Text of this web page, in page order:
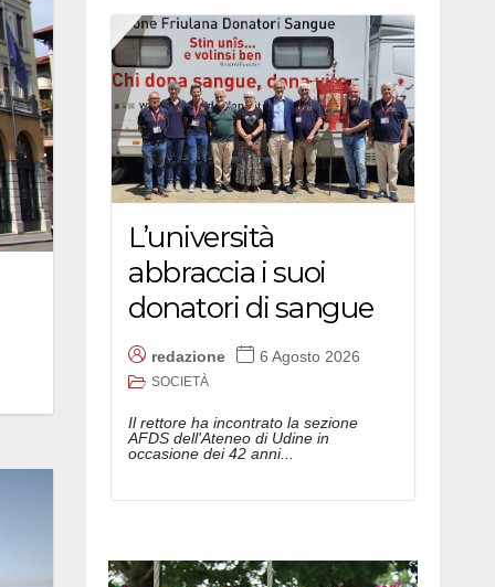
L’università
abbraccia i suoi
donatori di sangue
redazione 6 Agosto 2026
SOCIETÀ
Il rettore ha incontrato la sezione
AFDS dell'Ateneo di Udine in
occasione dei 42 anni...